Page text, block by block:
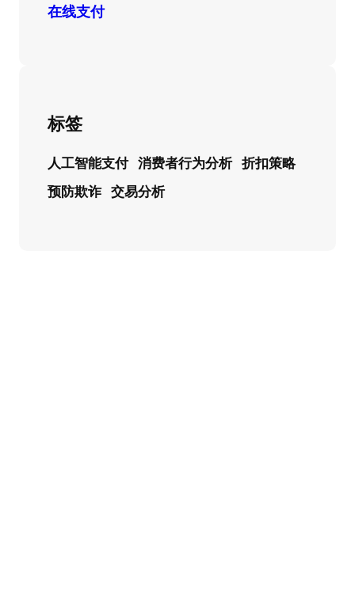
在线支付
标签
人工智能支付 消费者行为分析 折扣策略
预防欺诈 交易分析